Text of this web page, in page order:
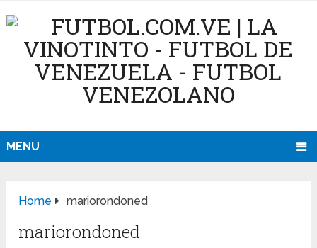
MENU
Home mariorondoned
mariorondoned